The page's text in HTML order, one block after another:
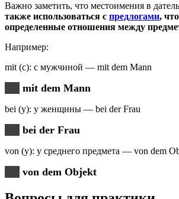
Важно заметить, что местоимения в
также использоваться с предлогами,
определенные отношения между
Например:
mit (с): с мужчиной — mit dem Mann
mit dem Mann
bei (у): у женщины — bei der Frau
bei der Frau
von (у): у среднего предмета — von dem
von dem Objekt